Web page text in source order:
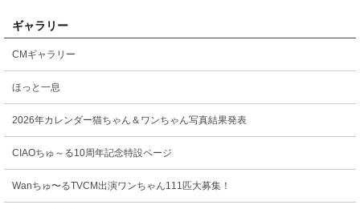
ギャラリー
CMギャラリー
ほっと一息
2026年カレンダー猫ちゃん＆ワンちゃん写真結果発表
CIAOちゅ～る10周年記念特設ページ
Wanちゅ〜るTVCM出演ワンちゃん111匹大募集！